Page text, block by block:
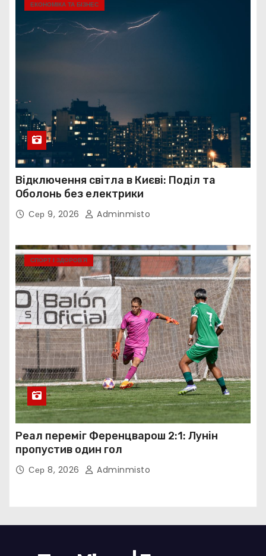
ЕКОНОМІКА ТА БІЗНЕС
Відключення світла в Києві: Поділ та
Оболонь без електрики
Сер 9, 2026 Adminmisto
СПОРТ І ЗДОРОВ’Я
Реал переміг Ференцварош 2:1: Лунін
пропустив один гол
Сер 8, 2026 Adminmisto